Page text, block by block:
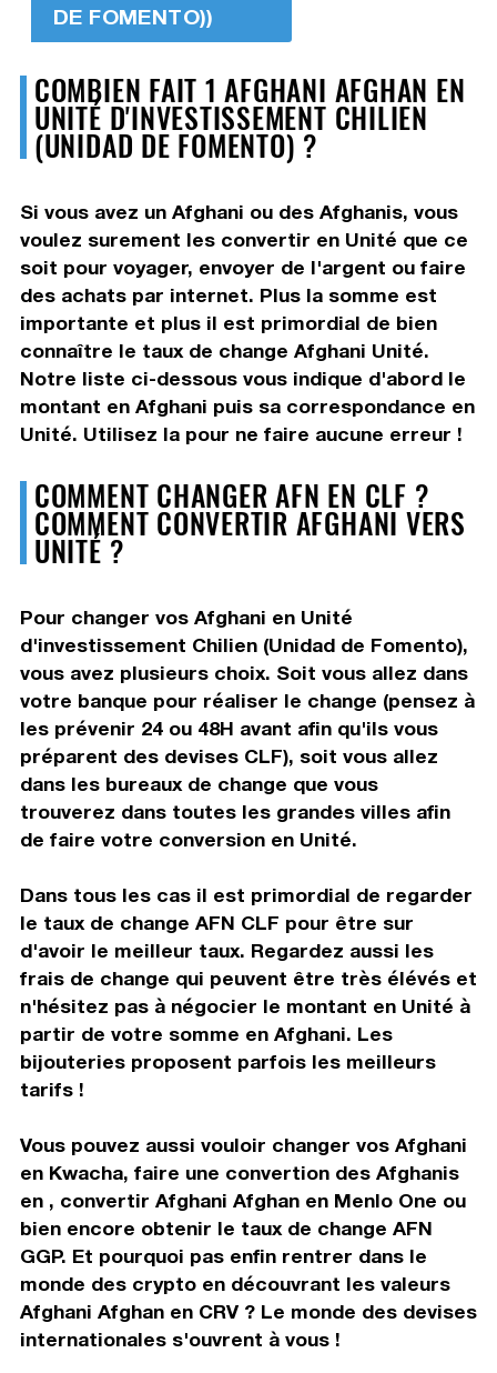
DE FOMENTO))
COMBIEN FAIT 1 AFGHANI AFGHAN EN
UNITÉ D'INVESTISSEMENT CHILIEN
(UNIDAD DE FOMENTO) ?
Si vous avez un Afghani ou des Afghanis, vous
voulez surement les convertir en Unité que ce
soit pour voyager, envoyer de l'argent ou faire
des achats par internet. Plus la somme est
importante et plus il est primordial de bien
connaître le taux de change Afghani Unité.
Notre liste ci-dessous vous indique d'abord le
montant en Afghani puis sa correspondance en
Unité. Utilisez la pour ne faire aucune erreur !
COMMENT CHANGER AFN EN CLF ?
COMMENT CONVERTIR AFGHANI VERS
UNITÉ ?
Pour changer vos Afghani en Unité
d'investissement Chilien (Unidad de Fomento),
vous avez plusieurs choix. Soit vous allez dans
votre banque pour réaliser le change (pensez à
les prévenir 24 ou 48H avant afin qu'ils vous
préparent des devises CLF), soit vous allez
dans les bureaux de change que vous
trouverez dans toutes les grandes villes afin
de faire votre conversion en Unité.
Dans tous les cas il est primordial de regarder
le taux de change AFN CLF pour être sur
d'avoir le meilleur taux. Regardez aussi les
frais de change qui peuvent être très élévés et
n'hésitez pas à négocier le montant en Unité à
partir de votre somme en Afghani. Les
bijouteries proposent parfois les meilleurs
tarifs !
Vous pouvez aussi vouloir changer vos Afghani
en Kwacha, faire une convertion des Afghanis
en , convertir Afghani Afghan en Menlo One ou
bien encore obtenir le taux de change AFN
GGP. Et pourquoi pas enfin rentrer dans le
monde des crypto en découvrant les valeurs
Afghani Afghan en CRV ? Le monde des devises
internationales s'ouvrent à vous !